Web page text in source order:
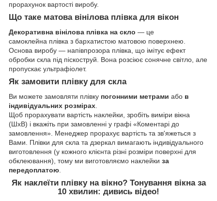
прорахунок вартості виробу.
Що таке матова вінілова плівка для вікон
Декоративна вінілова плівка на скло — це
самоклейна плівка з бархатистою матовою поверхнею.
Основа виробу — напівпрозора плівка, що імітує ефект
обробки скла під піскоструй. Вона розсіює сонячне світло, але
пропускає ультрафіолет.
Як замовити плівку для скла
Ви можете замовляти плівку погонними метрами або в
індивідуальних розмірах
Щоб прорахувати вартість наклейки, зробіть виміри вікна
(ШхВ) і вкажіть при замовленні у графі «Коментарі до
замовлення». Менеджер прорахує вартість та зв'яжеться з
Вами. Плівки для скла та дзеркал вимагають індивідуального
виготовлення (у кожного клієнта різні розміри поверхні для
обклеювання), тому ми виготовляємо наклейки за
передоплатою
Як наклеїти плівку на вікно? Тонування вікна за
10 хвилин: дивись відео!